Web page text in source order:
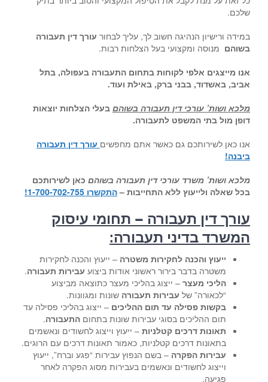
שלכם.
במידה ורישיון הנהיגה חשוב לך, עליך לבחור עורך דין תעבורה
בשוהם מנוסה ומקצועי בעל הצלחות רבות.
אנו מייצגים אלפי לקוחות בתחום התעבורה בעפולה, בתל
אביב, באשדוד, בבני ברק, באילת ועוד.
מלכא ושות’ עורכי דין תעבורה בשוהם בעלי הצלחות יוצאות
דופן מול בתי המשפט לתעבורה.
אנו כאן לשירותכם גם כאשר אתם מחפשים עורך דין תעבורה
ביבנה!
מלכא ושות’ משרד עורכי דין תעבורה בשוהם כאן לשירותכם
בכל שאלה ולייעוץ ללא התחייבות – התקשרו 1-700-702-755!
עורך דין תעבורה – תחומי עיסוק
המשרד בדיני תעבורה:
ייעוץ והכנה לחקירות משטרה – ייעוץ והכנה לחקירות
משטרה בדבר בירור ראשוני אודות ביצוע עבירות תעבורה.
הליכי מעצר – ייצוג בהליכי מעצר כתוצאה מביצוע
“לכאורה” של עבירות תעבורה שונות ומגוונות.
בקשות פסילה עד תום ההליכים – ייצוג בהליכי פסילה עד
תום ההליכים בסוגי עבירות שונות בתחום התעבורה.
תאונות דרכים קטלניות – ייעוץ וייצוג לחשודים ונאשמים
בתאונות דרכים קטלניות, כאמור תאונות דרכים עם הרוגים.
עבירות הפקרה – בשם הנפוץ עבירות “פגע וברח”, ייעוץ
וייצוג לחשודים ונאשמים בעבירות מסוג הפקרה לאחר
פגיעה.